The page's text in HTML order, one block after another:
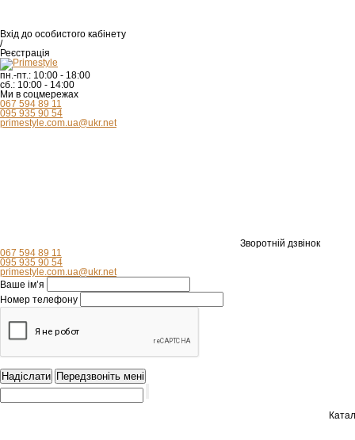
Вхід до особистого кабінету
/
Реєстрація
пн.-пт.: 10:00 - 18:00
сб.: 10:00 - 14:00
Ми в соцмережах
067 594 89 11
095 935 90 54
primestyle.com.ua@ukr.net
Зворотній дзвінок
067 594 89 11
095 935 90 54
primestyle.com.ua@ukr.net
Ваше ім’я
Номер телефону